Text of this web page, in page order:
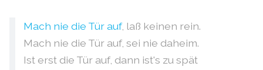
Mach nie die Tür auf, laß keinen rein.
Mach nie die Tür auf, sei nie daheim.
Ist erst die Tür auf, dann ist's zu spät